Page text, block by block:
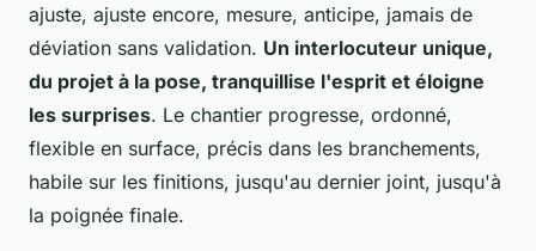
ajuste, ajuste encore, mesure, anticipe, jamais de
déviation sans validation. Un interlocuteur unique,
du projet à la pose, tranquillise l'esprit et éloigne
les surprises. Le chantier progresse, ordonné,
flexible en surface, précis dans les branchements,
habile sur les finitions, jusqu'au dernier joint, jusqu'à
la poignée finale.